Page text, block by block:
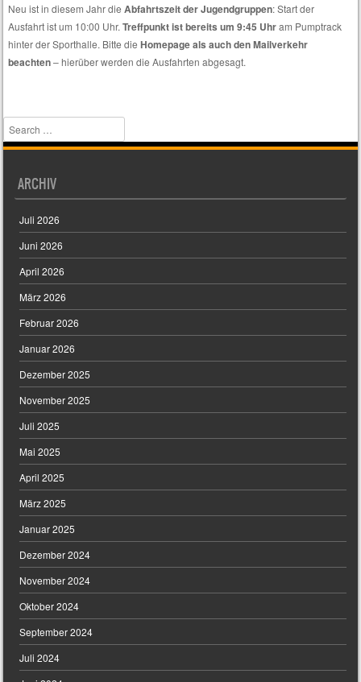
Themen
interessieren.
Neu ist in diesem Jahr dieAbfahrtszeit der Jugendgruppen: Start der
Ausfahrt ist um 10:00 Uhr.Treffpunkt ist bereits um 9:45 Uhram Pumptrack
hinter der Sporthalle. Bitte dieHomepage als auch den Mailverkehr
beachten– hierüber werden die Ausfahrten abgesagt.
Search
ARCHIV
Juli 2026
Juni 2026
April 2026
März 2026
Februar 2026
Januar 2026
Dezember 2025
November 2025
Juli 2025
Mai 2025
April 2025
März 2025
Januar 2025
Dezember 2024
November 2024
Oktober 2024
September 2024
Juli 2024